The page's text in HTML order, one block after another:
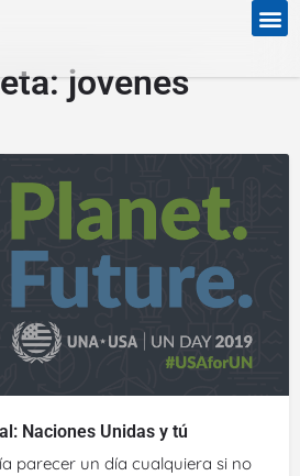
jovenes
Naciones Unidas y tú
parecer un día cualquiera si no